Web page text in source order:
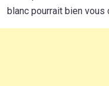
blanc pourrait bien vous